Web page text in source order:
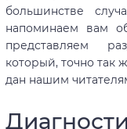
большинстве
напоминаем вам
представляем
который, точно так
дан нашим